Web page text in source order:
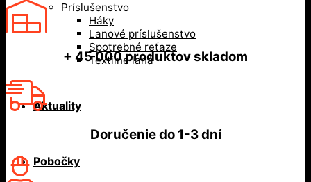
Príslušenstvo
Háky
Lanové príslušenstvo
Spotrebné reťaze
Textilné laná
Aktuality
Pobočky
+ 45 000produktov skladom
Doručenie do1-3 dní